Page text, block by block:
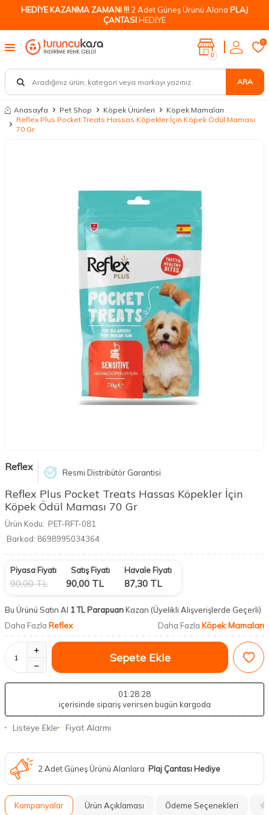
HEDİYE KAZANMA ZAMANI !!! 2 Adet Güneş Ürünü Alana PLAJ
ÇANTASIHEDİYE
ARA
0
0
Anasayfa Pet Shop Köpek Ürünleri
Köpek Mamaları
Reflex Plus Pocket Treats Hassas Köpekler İçin Köpek Ödül Maması
70 Gr
Reflex Resmi Distribütör Garantisi
Reflex Plus Pocket Treats Hassas Köpekler İçin
Köpek Ödül Maması 70 Gr
Ürün Kodu: PET-RFT-081
Barkod: 8698995034364
Piyasa Fiyatı
90,00TL
Satış Fiyatı
90,00 TL
Havale Fiyatı
87,30 TL
Bu Ürünü Satın Al 1 TL ParapuanKazan (Üyelikli Alışverişlerde Geçerli)
Daha Fazla Reflex Daha Fazla Köpek Mamaları
Sepete Ekle
01 :28:27
içerisinde sipariş verirsen bugün kargoda
Listeye Ekle Fiyat Alarmı
2 Adet Güneş Ürünü Alanlara Plaj Çantası Hediye
Kampanyalar Ürün Açıklaması Ödeme Seçenekleri